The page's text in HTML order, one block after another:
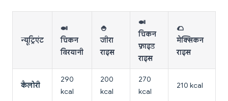
न्यूट्रिएंट
🍛
चिकन
बिरयानी
🍚
जीरा
राइस
🍛
चिकन
फ्राइड
राइस
🌮
मेक्सिकन
राइस
कैलोरी
290
kcal
200
kcal
270
kcal
210 kcal